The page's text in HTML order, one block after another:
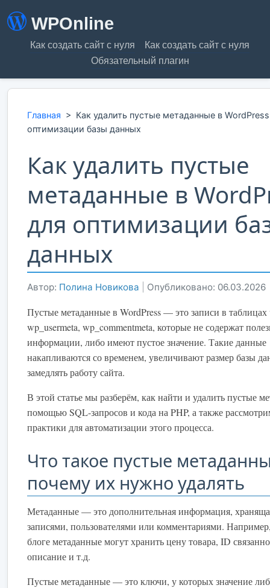
WPOnline
Как создать сайт с нуля
Как создать сайт с нуля
Обязательный плагин
Главная > Как удалить пустые метаданные в
оптимизации базы данных
Как удалить пустые
метаданные в
для оптимизации
данных
Автор: Полина Новикова Опубликовано: 06.03.2026
Пустые метаданные в WordPress — это записи в таблицах
wp_usermeta, wp_commentmeta, которые не содержат
информации, либо имеют пустое значение. Такие данные
накапливаются со временем, увеличивают размер базы
замедлять работу сайта.
В этой статье мы разберём, как найти и удалить пустые
помощью SQL-запросов и кода на PHP, а также
практики для автоматизации этого процесса.
Что такое пустые
почему их нужно удалять
Метаданные — это дополнительная информация,
записями, пользователями или комментариями.
блоге метаданные могут хранить цену товара, ID
описание и т.д.
Пустые метаданные — это ключи, у которых значение